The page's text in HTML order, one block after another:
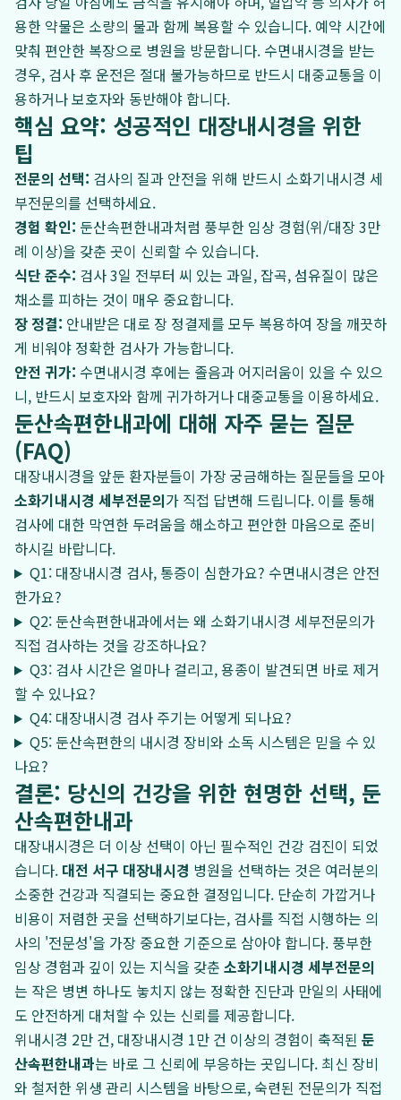
용한 약물은 소량의 물과 함께 복용할 수 있습니다. 예약 시간에
맞춰 편안한 복장으로 병원을 방문합니다. 수면내시경을 받는
경우, 검사 후 운전은 절대 불가능하므로 반드시 대중교통을 이
용하거나 보호자와 동반해야 합니다.
핵심 요약: 성공적인 대장내시경을 위한
팁
전문의 선택: 검사의 질과 안전을 위해 반드시 소화기내시경 세
부전문의를 선택하세요.
경험 확인: 둔산속편한내과처럼 풍부한 임상 경험(위/대장 3만
례 이상)을 갖춘 곳이 신뢰할 수 있습니다.
식단 준수: 검사 3일 전부터 씨 있는 과일, 잡곡, 섬유질이 많은
채소를 피하는 것이 매우 중요합니다.
장 정결: 안내받은 대로 장 정결제를 모두 복용하여 장을 깨끗하
게 비워야 정확한 검사가 가능합니다.
안전 귀가: 수면내시경 후에는 졸음과 어지러움이 있을 수 있으
니, 반드시 보호자와 함께 귀가하거나 대중교통을 이용하세요.
둔산속편한내과에 대해 자주 묻는 질문
(FAQ)
대장내시경을 앞둔 환자분들이 가장 궁금해하는 질문들을 모아
소화기내시경 세부전문의가 직접 답변해 드립니다. 이를 통해
검사에 대한 막연한 두려움을 해소하고 편안한 마음으로 준비
하시길 바랍니다.
Q1: 대장내시경 검사, 통증이 심한가요? 수면내시경은 안전
한가요?
Q2: 둔산속편한내과에서는 왜 소화기내시경 세부전문의가
직접 검사하는 것을 강조하나요?
Q3: 검사 시간은 얼마나 걸리고, 용종이 발견되면 바로 제거
할 수 있나요?
Q4: 대장내시경 검사 주기는 어떻게 되나요?
Q5: 둔산속편한의 내시경 장비와 소독 시스템은 믿을 수 있
나요?
결론: 당신의 건강을 위한 현명한 선택, 둔
산속편한내과
대장내시경은 더 이상 선택이 아닌 필수적인 건강 검진이 되었
습니다. 대전 서구 대장내시경 병원을 선택하는 것은 여러분의
소중한 건강과 직결되는 중요한 결정입니다. 단순히 가깝거나
비용이 저렴한 곳을 선택하기보다는, 검사를 직접 시행하는 의
사의 '전문성'을 가장 중요한 기준으로 삼아야 합니다. 풍부한
임상 경험과 깊이 있는 지식을 갖춘 소화기내시경 세부전문의
는 작은 병변 하나도 놓치지 않는 정확한 진단과 만일의 사태에
도 안전하게 대처할 수 있는 신뢰를 제공합니다.
위내시경 2만 건, 대장내시경 1만 건 이상의 경험이 축적된 둔
산속편한내과는 바로 그 신뢰에 부응하는 곳입니다. 최신 장비
와 철저한 위생 관리 시스템을 바탕으로, 숙련된 전문의가 직접